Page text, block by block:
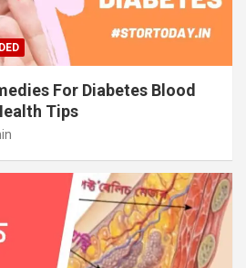
For Diabetes Blood
Tips